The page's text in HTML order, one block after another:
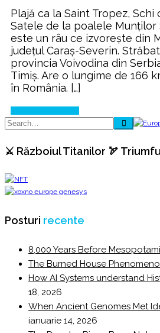
Plajă ca la Saint Tropez, Schi
Satele de la poalele Munţilor
este un râu ce izvorește din
județul Caraș-Severin.
provincia Voivodina din
Timiș. Are o lungime de 166
în România. […]
⚔️ Războiul Titanilor 🏹
Posturi recente
8,000 Years Before
The Burned House
How AI Systems understand
18, 2026
When Ancient Genomes Met
ianuarie 14, 2026